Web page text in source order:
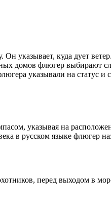
указывает, куда дует
домов флюгер
указывали на статус и
указывая на
в русском языке флюгер
перед выходом в